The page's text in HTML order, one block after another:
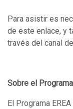
Para asistir es
de este enlace, y
través del canal
Sobre el
El Programa